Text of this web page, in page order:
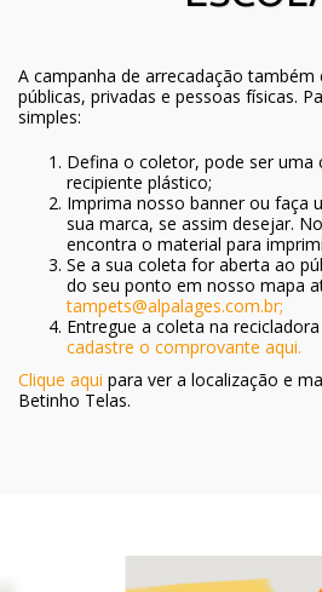
A campanha de arrecadação também
públicas, privadas e pessoas físicas.
simples:
Defina o coletor, pode ser uma
recipiente plástico;
Imprima nosso banner ou faça
sua marca, se assim desejar.
encontra o material para
Se a sua coleta for aberta ao
do seu ponto em nosso mapa
tampets@alpalages.com.br;
Entregue a coleta na
cadastre o comprovante aqui.
Clique aqui para ver a localização e
Betinho Telas.